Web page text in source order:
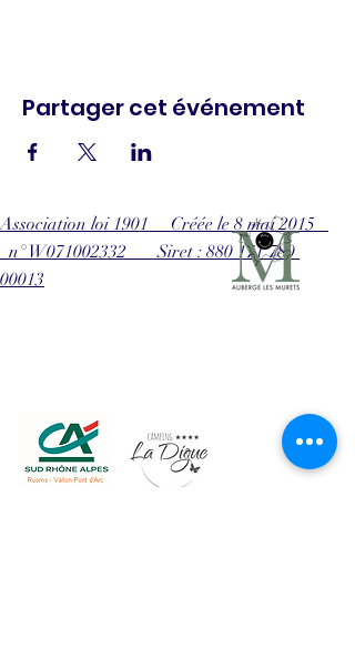
Partager cet événement
Association loi 1901 Créée le 8 mai 2015
n° W071002332 Siret : 880 171 780
00013